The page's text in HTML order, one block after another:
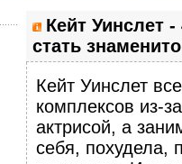
Кейт Уинслет
стать
Кейт Уинслет
комплексов из-
актрисой, а
себя, похудела,